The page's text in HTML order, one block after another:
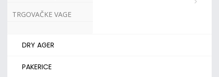
TRGOVAČKE VAGE
DRY AGER
PAKERICE